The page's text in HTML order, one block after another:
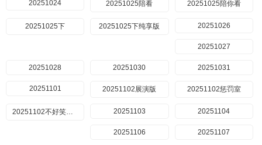
20251024 20251025陪看 20251025陪你看
20251025下 20251025下纯享版 20251026
20251027
20251028 20251030 20251031
20251101 20251102展演版 20251102惩罚室
20251103 20251104
20251106 20251107